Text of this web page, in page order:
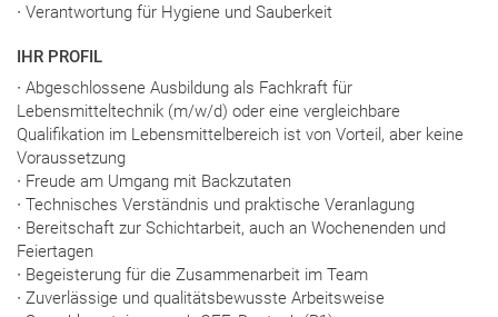
∙ Verantwortung für Hygiene und Sauberkeit
IHR PROFIL
∙ Abgeschlossene Ausbildung als Fachkraft für
Lebensmitteltechnik (m/w/d) oder eine vergleichbare
Qualifikation im Lebensmittelbereich ist von Vorteil, aber keine
Voraussetzung
∙ Freude am Umgang mit Backzutaten
∙ Technisches Verständnis und praktische Veranlagung
∙ Bereitschaft zur Schichtarbeit, auch an Wochenenden und
Feiertagen
∙ Begeisterung für die Zusammenarbeit im Team
∙ Zuverlässige und qualitätsbewusste Arbeitsweise